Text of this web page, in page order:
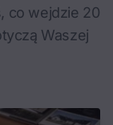
co wejdzie 20
Waszej